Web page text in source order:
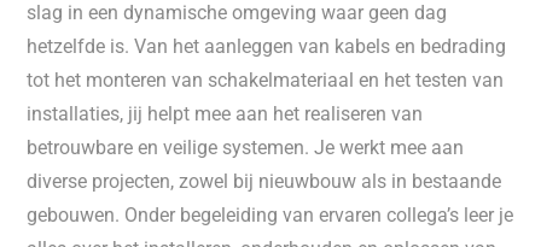
slag in een dynamische omgeving waar geen dag
hetzelfde is. Van het aanleggen van kabels en bedrading
tot het monteren van schakelmateriaal en het testen van
installaties, jij helpt mee aan het realiseren van
betrouwbare en veilige systemen. Je werkt mee aan
diverse projecten, zowel bij nieuwbouw als in bestaande
gebouwen. Onder begeleiding van ervaren collega’s leer je